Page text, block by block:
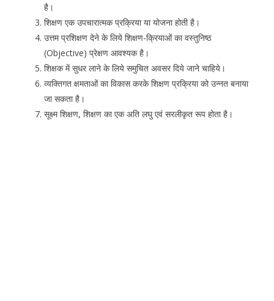
है।
शिक्षण एक उपचारात्मक प्रक्रिया या योजना होती है।
उत्तम प्रशिक्षण देने के लिये शिक्षण-क्रियाओं का वस्तुनिष्ठ
(Objective) प्रेक्षण आवश्यक है।
शिक्षक में सुधर लाने के लिये समुचित अवसर दिये जाने चाहिये।
व्यक्तिगत क्षमताओं का विकास करके शिक्षण प्रक्रिया को उन्नत बनाया
जा सकता है।
सूक्ष्म शिक्षण, शिक्षण का एक अति लघु एवं सरलीकृत रूप होता है।